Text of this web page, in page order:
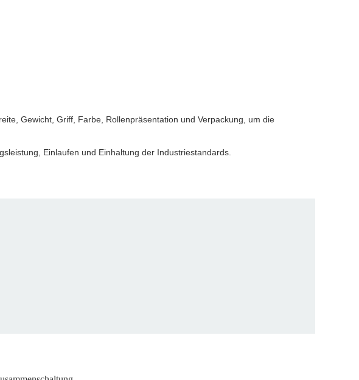
Gewicht, Griff, Farbe, Rollenpräsentation und Verpackung, um die
Einlaufen und Einhaltung der Industriestandards.